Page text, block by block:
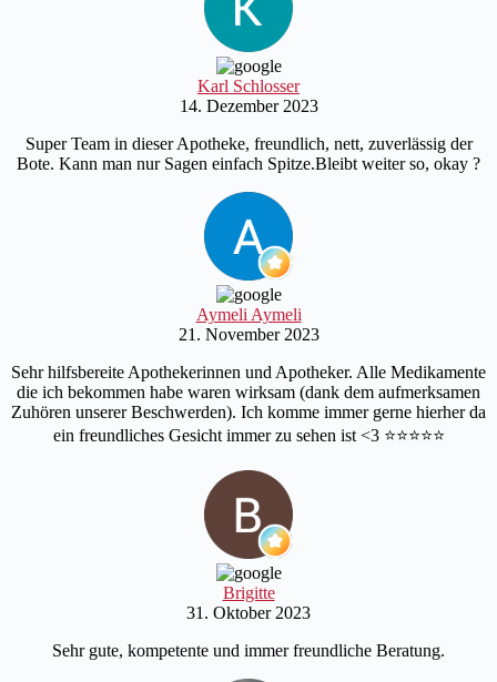
Karl Schlosser
14. Dezember 2023
Super Team in dieser Apotheke, freundlich, nett, zuverlässig der
Bote. Kann man nur Sagen einfach Spitze.Bleibt weiter so, okay ?
Aymeli Aymeli
21. November 2023
Sehr hilfsbereite Apothekerinnen und Apotheker. Alle Medikamente
die ich bekommen habe waren wirksam (dank dem aufmerksamen
Zuhören unserer Beschwerden). Ich komme immer gerne hierher da
ein freundliches Gesicht immer zu sehen ist <3 ⭐️⭐️⭐️⭐️⭐️
Brigitte
31. Oktober 2023
Sehr gute, kompetente und immer freundliche Beratung.